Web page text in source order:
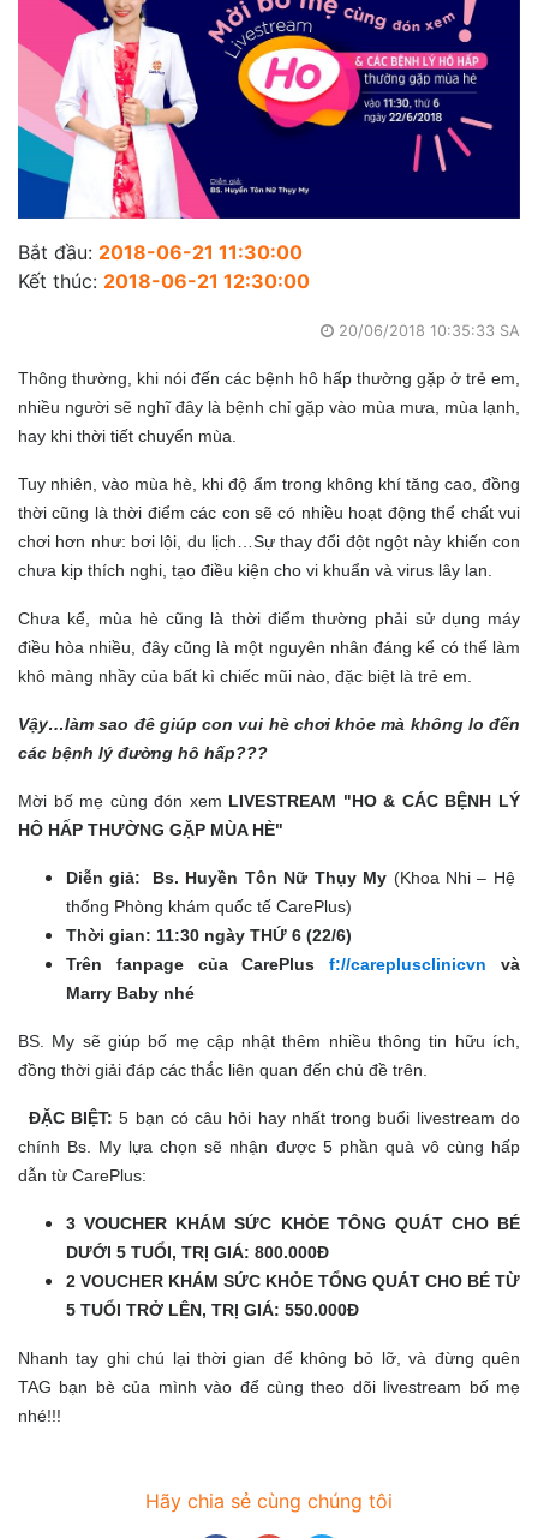
Bắt đầu: 2018-06-21 11:30:00
Kết thúc: 2018-06-21 12:30:00
20/06/2018 10:35:33 SA
Thông thường, khi nói đến các bệnh hô hấp thường gặp ở trẻ em,
nhiều người sẽ nghĩ đây là bệnh chỉ gặp vào mùa mưa, mùa lạnh,
hay khi thời tiết chuyển mùa.
Tuy nhiên, vào mùa hè, khi độ ẩm trong không khí tăng cao, đồng
thời cũng là thời điểm các con sẽ có nhiều hoạt động thể chất vui
chơi hơn như: bơi lội, du lịch…Sự thay đổi đột ngột này khiến con
chưa kịp thích nghi, tạo điều kiện cho vi khuẩn và virus lây lan.
Chưa kể, mùa hè cũng là thời điểm thường phải sử dụng máy
điều hòa nhiều, đây cũng là một nguyên nhân đáng kể có thể làm
khô màng nhầy của bất kì chiếc mũi nào, đặc biệt là trẻ em.
Vậy…làm sao đê giúp con vui hè chơi khỏe mà không lo đến
các bệnh lý đường hô hấp???
Mời bố mẹ cùng đón xem LIVESTREAM "HO & CÁC BỆNH LÝ
HÔ HẤP THƯỜNG GẶP MÙA HÈ"
Diễn giả: Bs. Huyền Tôn Nữ Thụy My (Khoa Nhi – Hệ
thống Phòng khám quốc tế CarePlus)
Thời gian: 11:30 ngày THỨ 6 (22/6)
Trên fanpage của CarePlus
f://careplusclinicvn
và
Marry Baby nhé
BS. My sẽ giúp bố mẹ cập nhật thêm nhiều thông tin hữu ích,
đồng thời giải đáp các thắc liên quan đến chủ đề trên.
ĐẶC BIỆT: 5 bạn có câu hỏi hay nhất trong buổi livestream do
chính Bs. My lựa chọn sẽ nhận được 5 phần quà vô cùng hấp
dẫn từ CarePlus:
3 VOUCHER KHÁM SỨC KHỎE TÔNG QUÁT CHO BÉ
DƯỚI 5 TUỔI, TRỊ GIÁ: 800.000Đ
2 VOUCHER KHÁM SỨC KHỎE TỔNG QUÁT CHO BÉ TỪ
5 TUỔI TRỞ LÊN, TRỊ GIÁ: 550.000Đ
Nhanh tay ghi chú lại thời gian để không bỏ lỡ, và đừng quên
TAG bạn bè của mình vào để cùng theo dõi livestream bố mẹ
nhé!!!
Hãy chia sẻ cùng chúng tôi